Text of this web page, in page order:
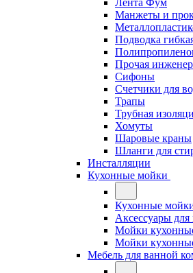
Лента Фум
Манжеты и
Подводка
Прочая
Сифоны
Счетчики для
Трапы
Трубная
Хомуты
Шаровые краны
Шланги для
Инсталляции
Кухонные мойки
Кухонные
Аксессуары для
Мойки
Мойки
Мебель для ванной